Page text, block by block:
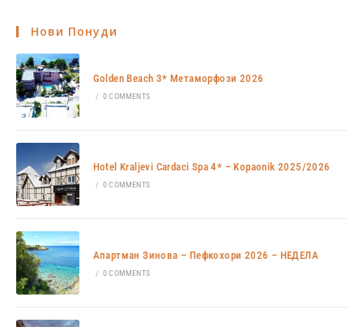
Нови Понуди
Golden Beach 3* Метаморфози 2026
/ 0 COMMENTS
Hotel Kraljevi Cardaci Spa 4* – Kopaonik 2025/2026
/ 0 COMMENTS
Апартман Зинова – Пефкохори 2026 – НЕДЕЛА
/ 0 COMMENTS